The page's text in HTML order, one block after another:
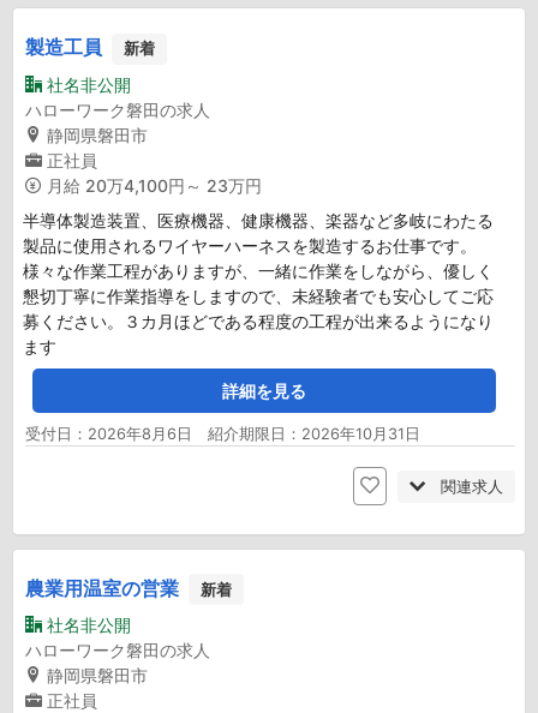
製造工員 新着
社名非公開
ハローワーク磐田の求人
静岡県磐田市
正社員
月給 20万4,100円～ 23万円
半導体製造装置、医療機器、健康機器、楽器など多岐にわたる
製品に使用されるワイヤーハーネスを製造するお仕事です。
様々な作業工程がありますが、一緒に作業をしながら、優しく
懇切丁寧に作業指導をしますので、未経験者でも安心してご応
募ください。３カ月ほどである程度の工程が出来るようになり
ます
詳細を見る
受付日：2026年8月6日 紹介期限日：2026年10月31日
関連求人
農業用温室の営業 新着
社名非公開
ハローワーク磐田の求人
静岡県磐田市
正社員